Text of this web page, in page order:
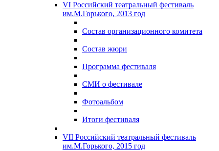
VI Российский театральный фестиваль
им.М.Горького, 2013 год
Состав организационного комитета
Состав жюри
Программа фестиваля
СМИ о фестивале
Фотоальбом
Итоги фестиваля
VII Российский театральный фестиваль
им.М.Горького, 2015 год